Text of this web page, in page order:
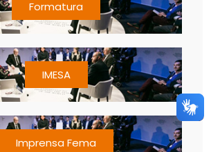
Formatura
IMESA
Imprensa Fema